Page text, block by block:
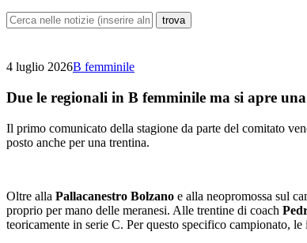
4 luglio 2026B femminile
Due le regionali in B femminile ma si apre
Il primo comunicato della stagione da parte del comitato
posto anche per una trentina.
Oltre alla Pallacanestro Bolzano e alla neopromossa sul
proprio per mano delle meranesi. Alle trentine di coach
teoricamente in serie C. Per questo specifico campionato,